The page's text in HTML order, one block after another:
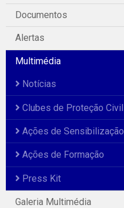
Documentos
Alertas
Multimédia
Notícias
Clubes de Proteção Civil
Ações de Sensibilização
Ações de Formação
Press Kit
Galeria Multimédia